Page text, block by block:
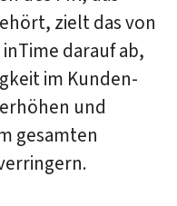
zielt das von
darauf ab,
im Kunden-
und
gesamten